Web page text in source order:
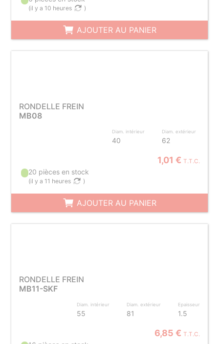
(il y a 10 heures )
AJOUTER AU PANIER
RONDELLE FREIN
MB08
Diam. intérieur
40
Diam. extérieur
62
1,01 € T.T.C.
20 pièces en stock
(il y a 11 heures )
AJOUTER AU PANIER
RONDELLE FREIN
MB11-SKF
Diam. intérieur
55
Diam. extérieur
81
Epaisseur
1.5
6,85 € T.T.C.